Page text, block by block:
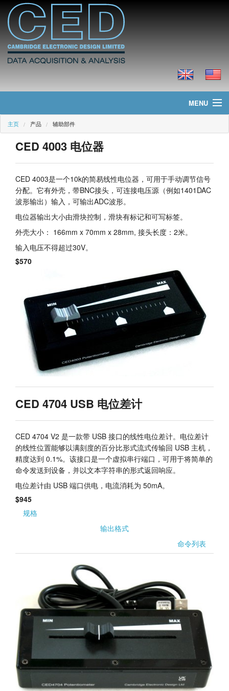
MENU
主页
新聞
价格
下载
教程
支持
主页 产品 辅助部件
CED 4003 电位器
CED 4003是一个10k的简易线性电位器，可用于手动调节信号
分配。它有外壳，带BNC接头，可连接电压源（例如1401DAC
波形输出）输入，可输出ADC波形。
电位器输出大小由滑块控制，滑块有标记和可写标签。
外壳大小： 166mm x 70mm x 28mm, 接头长度：2米。
输入电压不得超过30V。
$570
CED 4704 USB 电位差计
CED 4704 V2 是一款带 USB 接口的线性电位差计。电位差计
的线性位置能够以满刻度的百分比形式流式传输回 USB 主机，
精度达到 0.1%。该接口是一个虚拟串行端口，可用于将简单的
命令发送到设备，并以文本字符串的形式返回响应。
电位差计由 USB 端口供电，电流消耗为 50mA。
$945
规格
输出格式
命令列表